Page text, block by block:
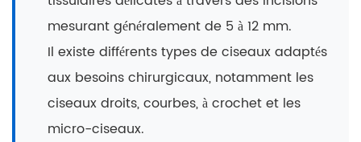
mesurant généralement de 5 à 12 mm.
Il existe différents types de ciseaux adaptés
aux besoins chirurgicaux, notamment les
ciseaux droits, courbes, à crochet et les
micro-ciseaux.